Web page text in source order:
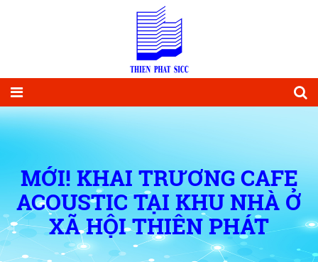
MỚI! KHAI TRƯƠNG CAFE
ACOUSTIC TẠI KHU NHÀ Ở
XÃ HỘI THIÊN PHÁT